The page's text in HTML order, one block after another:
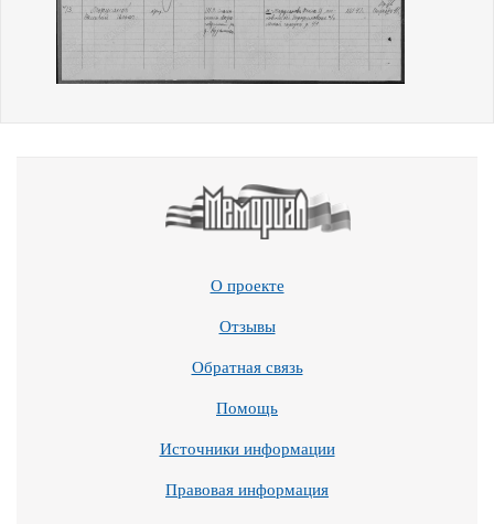
О проекте
Отзывы
Обратная связь
Помощь
Источники информации
Правовая информация